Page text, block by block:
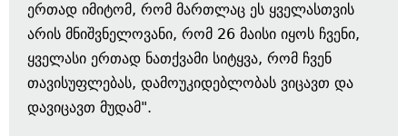
ერთად იმიტომ, რომ მართლაც ეს ყველასთვის
არის მნიშვნელოვანი, რომ 26 მაისი იყოს ჩვენი,
ყველასი ერთად ნათქვამი სიტყვა, რომ ჩვენ
თავისუფლებას, დამოუკიდებლობას ვიცავთ და
დავიცავთ მუდამ".